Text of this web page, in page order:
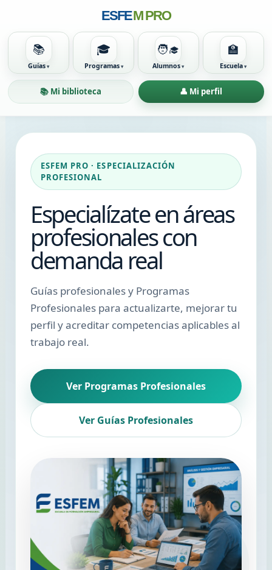
ESFEM PRO
📚
Guías
🎓
Programas
🧑‍🎓
Alumnos
🏫
Escuela
📚 Mi biblioteca 👤 Mi perfil
ESFEM PRO · ESPECIALIZACIÓN
PROFESIONAL
Especialízate en áreas
profesionales con
demanda real
Guías profesionales y Programas
Profesionales para actualizarte, mejorar tu
perfil y acreditar competencias aplicables al
trabajo real.
Ver Programas Profesionales
Ver Guías Profesionales